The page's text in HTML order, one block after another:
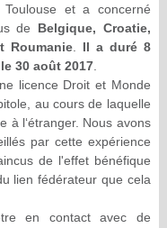
et a concerné
de Belgique, Croatie,
Roumanie. Il a duré 8
30 août 2017.
licence Droit et Monde
au cours de laquelle
à l‘étranger. Nous avons
par cette expérience
de l'effet bénéfique
lien fédérateur que cela
en contact avec de